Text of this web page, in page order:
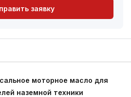
заявку
моторное масло для
наземной техники